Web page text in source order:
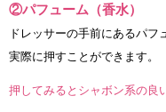
②パフューム（香水）
ドレッサーの手前にあるパフ
実際に押すことができます。
押してみるとシャボン系の良